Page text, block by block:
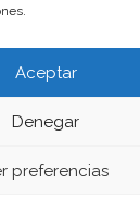
Aceptar
Denegar
preferencias